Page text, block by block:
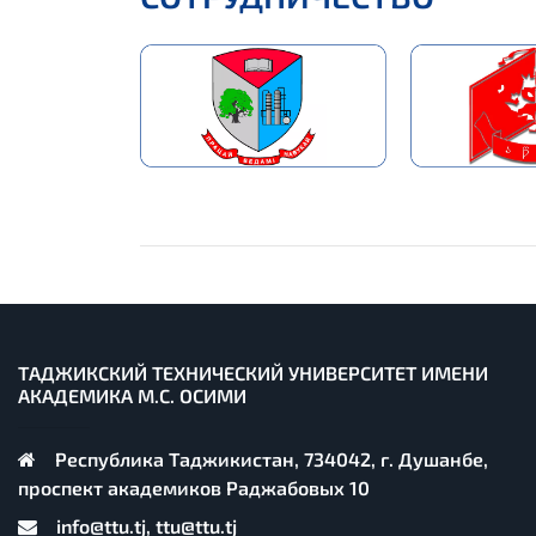
ТАДЖИКСКИЙ ТЕХНИЧЕСКИЙ УНИВЕРСИТЕТ ИМЕНИ
АКАДЕМИКА М.С. ОСИМИ
Республика Таджикистан, 734042, г. Душанбе,
проспект академиков Раджабовых 10
info@ttu.tj, ttu@ttu.tj